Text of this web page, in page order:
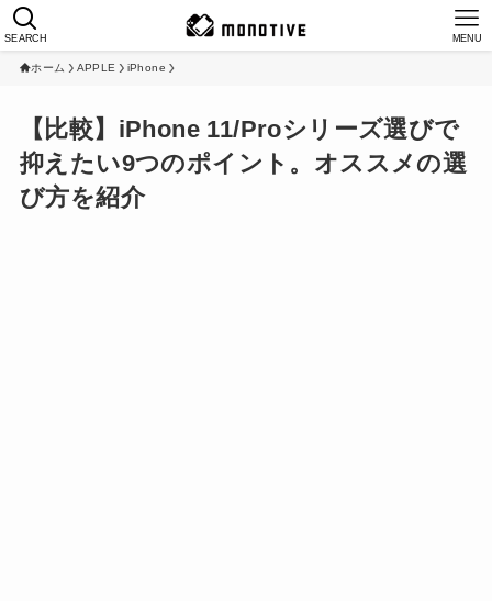
SEARCH MENU
ホーム APPLE iPhone
【比較】iPhone 11/Proシリーズ選びで
抑えたい9つのポイント。オススメの選
び方を紹介